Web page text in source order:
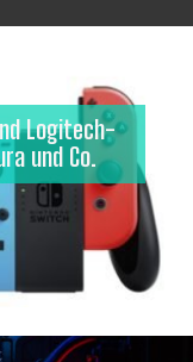
Logitech-
und Co.